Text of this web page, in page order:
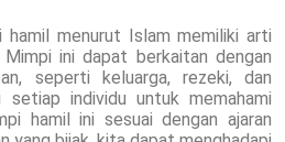
hamil menurut Islam memiliki arti
ini dapat berkaitan dengan
seperti keluarga, rezeki, dan
individu untuk memahami
hamil ini sesuai dengan ajaran